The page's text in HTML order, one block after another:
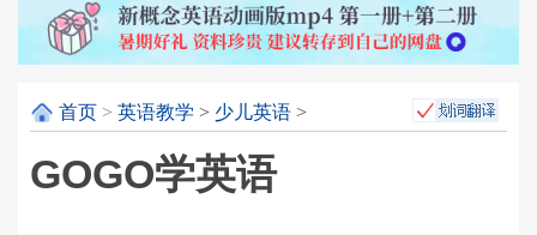
首页 > 英语教学 > 少儿英语 >
GOGO学英语